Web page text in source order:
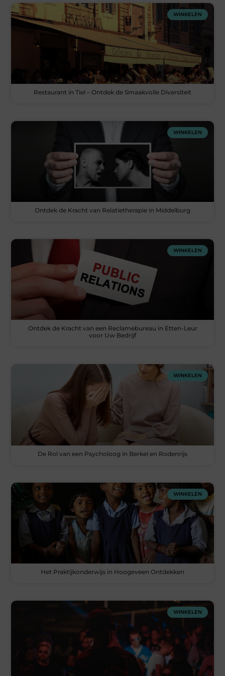
WINKELEN
Restaurant in Tiel – Ontdek de Smaakvolle Diversiteit
WINKELEN
Ontdek de Kracht van Relatietherapie in Middelburg
WINKELEN
Ontdek de Kracht van een Reclamebureau in Etten-Leur
voor Uw Bedrijf
WINKELEN
De Rol van een Psycholoog in Berkel en Rodenrijs
WINKELEN
Het Praktijkonderwijs in Hoogeveen Ontdekken
WINKELEN